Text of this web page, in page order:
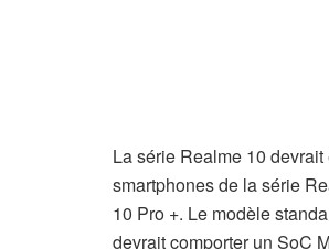
La série Realme 10
smartphones de la série
10 Pro +. Le modèle
devrait comporter un SoC